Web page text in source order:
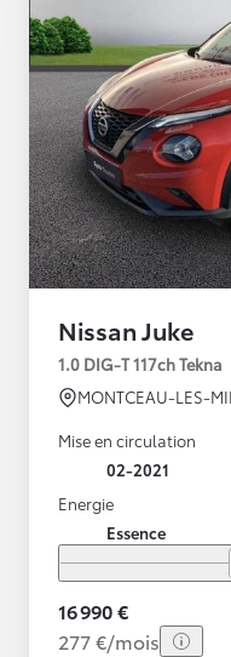
Nissan Juke
1.0 DIG-T 117ch Tekna
MONTCEAU-LES-
Mise en circulation
02-2021
Energie
Essence
16 990 €
277 €/mois